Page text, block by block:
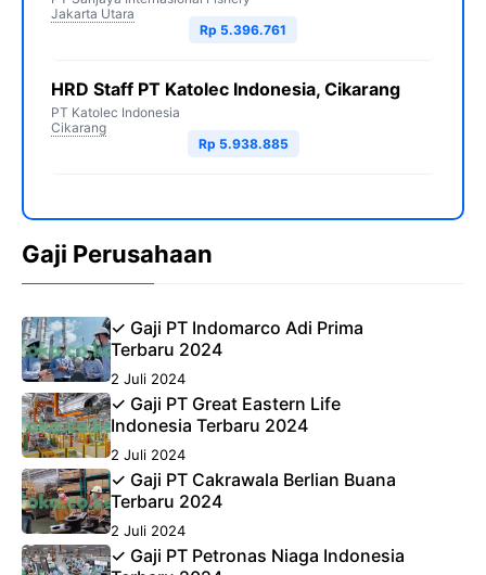
Jakarta Utara
Rp 5.396.761
HRD Staff PT Katolec Indonesia, Cikarang
PT Katolec Indonesia
Cikarang
Rp 5.938.885
Gaji Perusahaan
✓ Gaji PT Indomarco Adi Prima
Terbaru 2024
2 Juli 2024
✓ Gaji PT Great Eastern Life
Indonesia Terbaru 2024
2 Juli 2024
✓ Gaji PT Cakrawala Berlian Buana
Terbaru 2024
2 Juli 2024
✓ Gaji PT Petronas Niaga Indonesia